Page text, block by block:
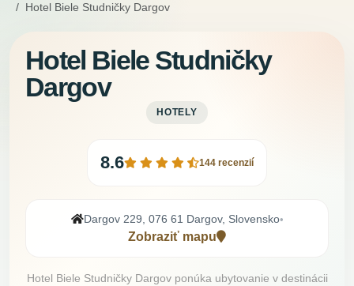
Hotel Biele Studničky Dargov
Hotel Biele Studničky
Dargov
HOTELY
8.6 144 recenzií
Dargov 229, 076 61 Dargov, Slovensko•
Zobraziť mapu
Hotel Biele Studničky Dargov ponúka ubytovanie v destinácii